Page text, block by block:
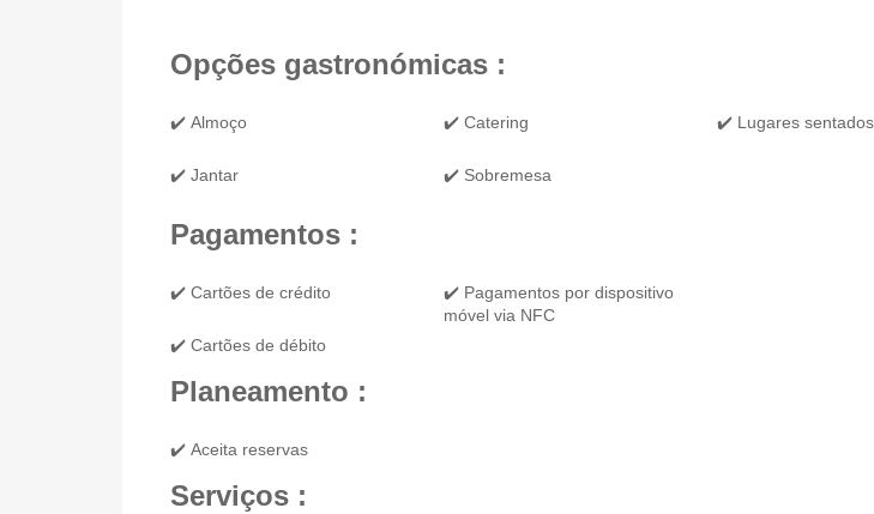
Opções gastronómicas :
✔️ Almoço
✔️ Jantar
✔️ Catering
✔️ Sobremesa
✔️ Lugares sentados
Pagamentos :
✔️ Cartões de crédito
✔️ Cartões de débito
✔️ Pagamentos por dispositivo
móvel via NFC
Planeamento :
✔️ Aceita reservas
Serviços :